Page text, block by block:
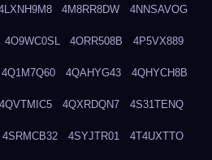
4M8RR8DW 4NNSAVOG
4O9WC0SL 4ORR508B 4P5VX889
4Q1M7Q60 4QAHYG43 4QHYCH8B
4QVTMIC5 4QXRDQN7 4S31TENQ
4SRMCB32 4SYJTR01 4T4UXTTO